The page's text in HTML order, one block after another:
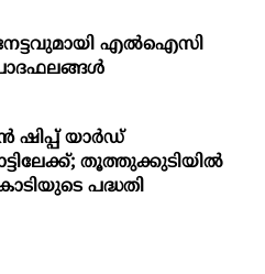
നേട്ടവുമായി എൽഐസി
ഷിപ്പ് യാർഡ്
തൂത്തുക്കുടിയിൽ
പദ്ധതി